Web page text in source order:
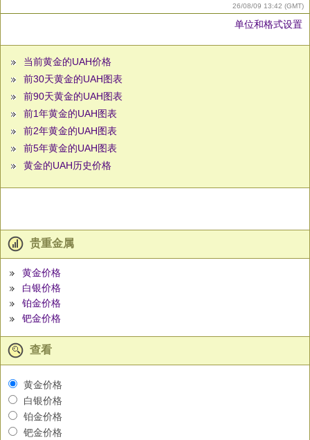
26/08/09 13:42 (GMT)
单位和格式设置
当前黄金的UAH价格
前30天黄金的UAH图表
前90天黄金的UAH图表
前1年黄金的UAH图表
前2年黄金的UAH图表
前5年黄金的UAH图表
黄金的UAH历史价格
贵重金属
黄金价格
白银价格
铂金价格
钯金价格
查看
黄金价格
白银价格
铂金价格
钯金价格